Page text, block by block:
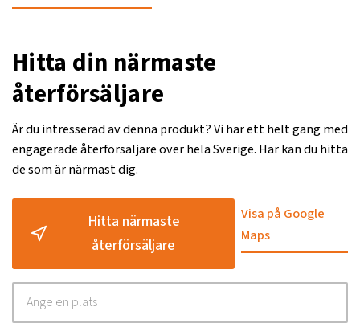
Hitta din närmaste
återförsäljare
Är du intresserad av denna produkt? Vi har ett helt gäng med
engagerade återförsäljare över hela Sverige. Här kan du hitta
de som är närmast dig.
Hitta närmaste
återförsäljare
Visa på Google
Maps